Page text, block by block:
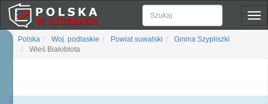
Polska Woj. podlaskie Powiat suwalski
Gmina Szypliszki
Wieś Białobłota